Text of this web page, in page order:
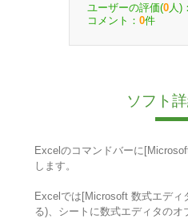
ユーザーの評価(0 人)：
コメント： 0件
ソフト
Excelのコマンドバーに
します。
Excelでは[Microsoft 数式エディ
る)、シートに数式エディタの